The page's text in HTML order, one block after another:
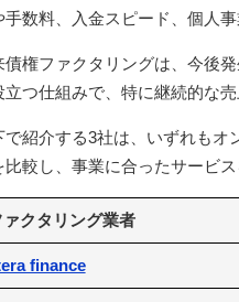
手数料、入金スピード、個人
債権ファクタリングは、今後
立つ仕組みで、特に継続的な
で紹介する3社は、いずれも
比較し、事業に合ったサービ
ァクタリング業者
finance